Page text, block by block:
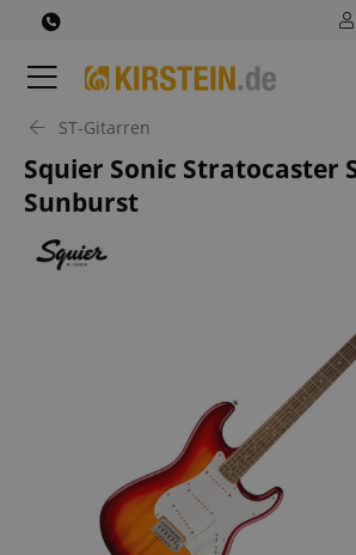
ST-Gitarren
Squier Sonic Stratocaster
Sunburst